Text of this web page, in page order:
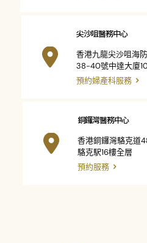
尖沙咀醫務中心
香港九龍尖沙咀海
38-40號中達大廈
預約婦產科服務
銅鑼灣醫務中心
香港銅鑼灣駱克道
駱克駅16樓全層
預約服務